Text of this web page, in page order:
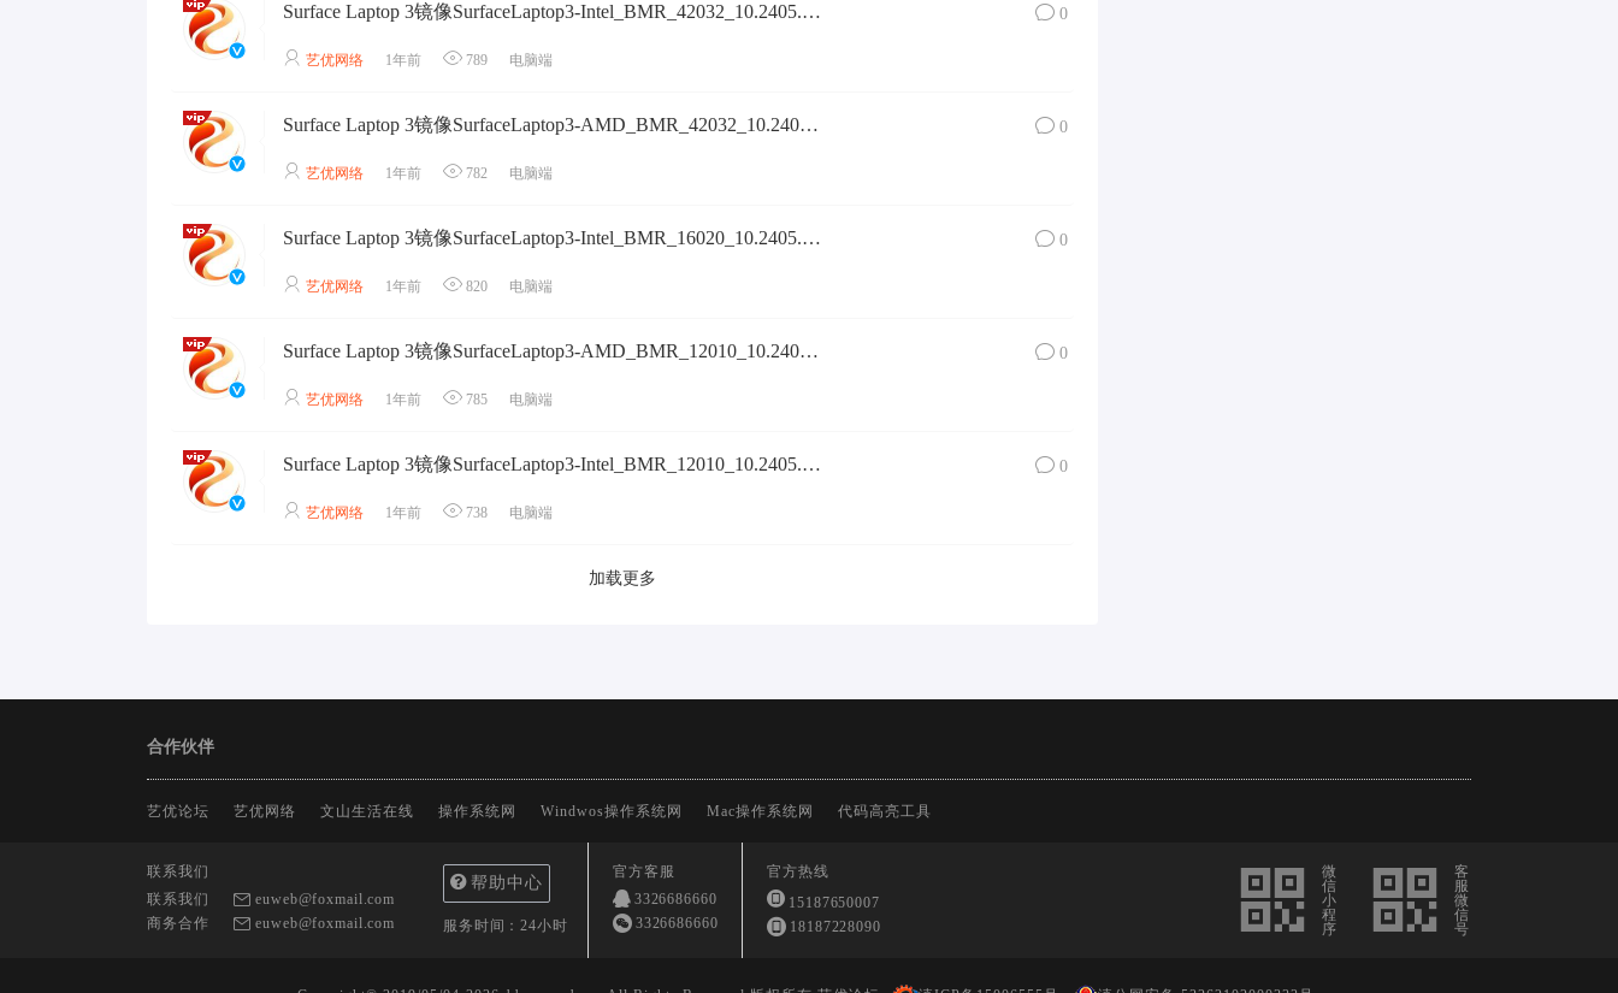
Surface Laptop 3镜像SurfaceLaptop3-Intel_BMR_42032_10.2405.1_china_home_consumer_wifi.zip网盘下载 0
艺优网络 1年前 789 电脑端
Surface Laptop 3镜像SurfaceLaptop3-AMD_BMR_42032_10.2405.1_china_home_hns2019.zip网盘下载 0
艺优网络 1年前 782 电脑端
Surface Laptop 3镜像SurfaceLaptop3-Intel_BMR_16020_10.2405.1_aoc1_pro_commercial.zip网盘下载 0
艺优网络 1年前 820 电脑端
Surface Laptop 3镜像SurfaceLaptop3-AMD_BMR_12010_10.2405.1_aoc1_home_o365homeprem.zip网盘下载 0
艺优网络 1年前 785 电脑端
Surface Laptop 3镜像SurfaceLaptop3-Intel_BMR_12010_10.2405.1_aoc1_home_consumer.zip网盘下载 0
艺优网络 1年前 738 电脑端
加载更多
合作伙伴
艺优论坛 艺优网络 文山生活在线 操作系统网 Windwos操作系统网 Mac操作系统网 代码高亮工具
联系我们
联系我们
euweb@foxmail.com
商务合作
euweb@foxmail.com
帮助中心
服务时间：24小时
官方客服
3326686660
3326686660
官方热线
15187650007
18187228090
客
服
微
信
号
微
信
小
程
序